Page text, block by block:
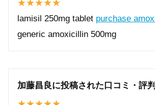
lamisil 250mg tablet purchase
generic amoxicillin 500mg
加藤昌良に投稿された口コミ・評判